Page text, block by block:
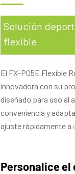
Solución
flexible
El FX-P05E Flexible
innovadora con su
diseñado para uso al
conveniencia y
ajuste rápidamente a
Personalice el